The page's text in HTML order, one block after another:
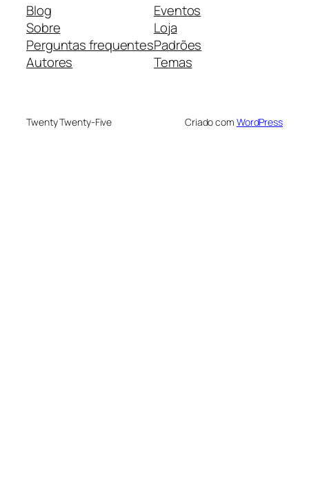
Blog
Sobre
Perguntas frequentes
Autores
Eventos
Loja
Padrões
Temas
Twenty Twenty-Five Criado com WordPress